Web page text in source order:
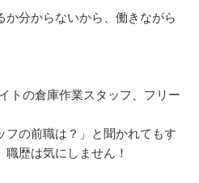
分からないから、働きながら
トの倉庫作業スタッフ、フリー
フの前職は？」と聞かれてもす
職歴は気にしません！